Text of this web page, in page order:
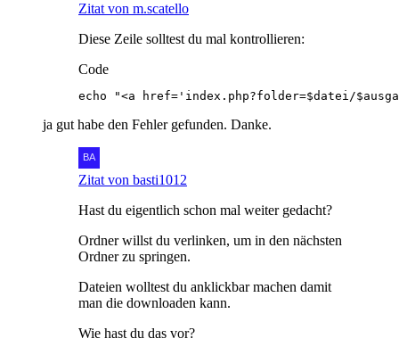
Zitat von m.scatello
Diese Zeile solltest du mal kontrollieren:
Code
echo "<a href='index.php?folder=$datei/
ja gut habe den Fehler gefunden. Danke.
Zitat von basti1012
Hast du eigentlich schon mal weiter gedacht?
Ordner willst du verlinken, um in den nächsten
Ordner zu springen.
Dateien wolltest du anklickbar machen damit
man die downloaden kann.
Wie hast du das vor?